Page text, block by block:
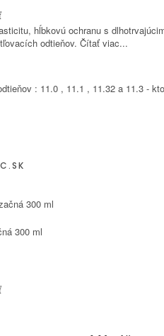
hĺbkovú ochranu s
odtieňov. Čítať viac...
: 11.0 , 11.1 , 11.32 a 11.3 -
300 ml